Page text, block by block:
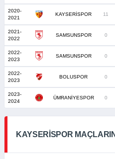
2020-
2021
KAYSERİSPOR 11
2021-
2022
SAMSUNSPOR 0
2022-
2023
SAMSUNSPOR 0
2022-
2023
BOLUSPOR 0
2023-
2024
ÜMRANİYESPOR 0
KAYSERISPOR